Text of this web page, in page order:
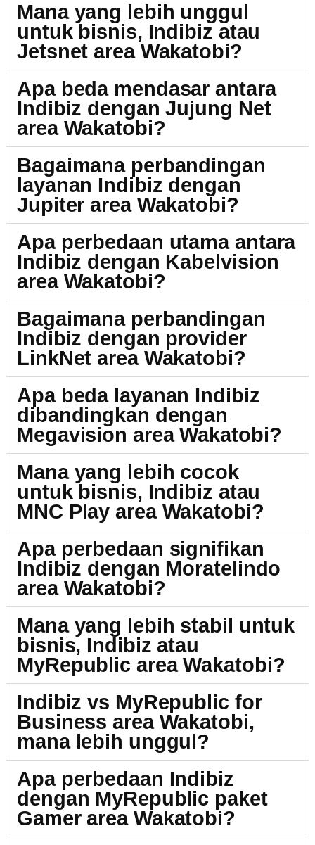
Mana yang lebih unggul
untuk bisnis, Indibiz atau
Jetsnet area Wakatobi?
Apa beda mendasar antara
Indibiz dengan Jujung Net
area Wakatobi?
Bagaimana perbandingan
layanan Indibiz dengan
Jupiter area Wakatobi?
Apa perbedaan utama antara
Indibiz dengan Kabelvision
area Wakatobi?
Bagaimana perbandingan
Indibiz dengan provider
LinkNet area Wakatobi?
Apa beda layanan Indibiz
dibandingkan dengan
Megavision area Wakatobi?
Mana yang lebih cocok
untuk bisnis, Indibiz atau
MNC Play area Wakatobi?
Apa perbedaan signifikan
Indibiz dengan Moratelindo
area Wakatobi?
Mana yang lebih stabil untuk
bisnis, Indibiz atau
MyRepublic area Wakatobi?
Indibiz vs MyRepublic for
Business area Wakatobi,
mana lebih unggul?
Apa perbedaan Indibiz
dengan MyRepublic paket
Gamer area Wakatobi?